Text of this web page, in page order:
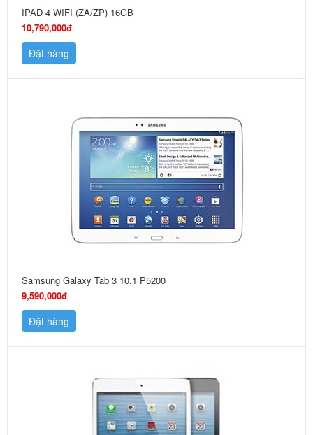
IPAD 4 WIFI (ZA/ZP) 16GB
10,790,000đ
Đặt hàng
Samsung Galaxy Tab 3 10.1 P5200
9,590,000đ
Đặt hàng